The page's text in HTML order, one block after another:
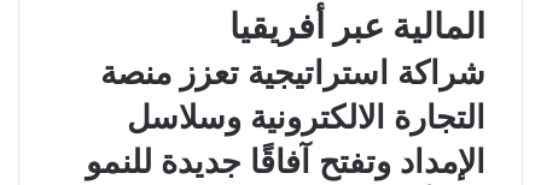
المالية عبر أفريقيا
شراكة استراتيجية تعزز منصة
التجارة الالكترونية وسلاسل
الإمداد وتفتح آفاقًا جديدة للنمو